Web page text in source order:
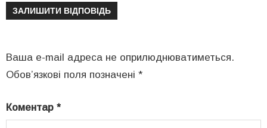
ЗАЛИШИТИ ВІДПОВІДЬ
Ваша e-mail адреса не оприлюднюватиметься.
Обов’язкові поля позначені *
Коментар *